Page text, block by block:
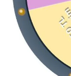
- 24 Adet